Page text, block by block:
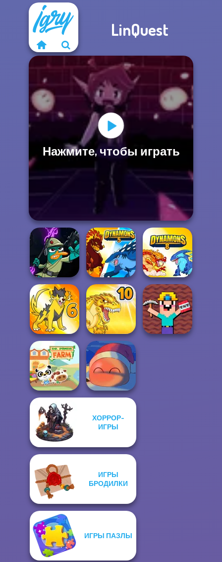
LinQuest
Нажмите, чтобы играть
Agent P Rebel
Spy
Dynamons 5 Dynamons 8
Dynamons 6 Dynamons 10
Dr. Panda Farm
ХОРРОР-
ИГРЫ
ИГРЫ
БРОДИЛКИ
ИГРЫ ПАЗЛЫ